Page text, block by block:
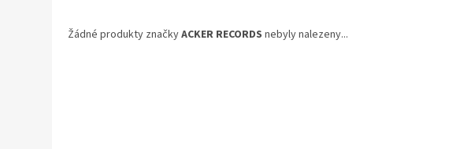
Žádné produkty značkyACKER RECORDS nebyly nalezeny...